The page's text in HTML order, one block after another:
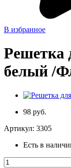
В избранное
Решетка
белый /
98 руб.
Артикул: 3305
Есть в